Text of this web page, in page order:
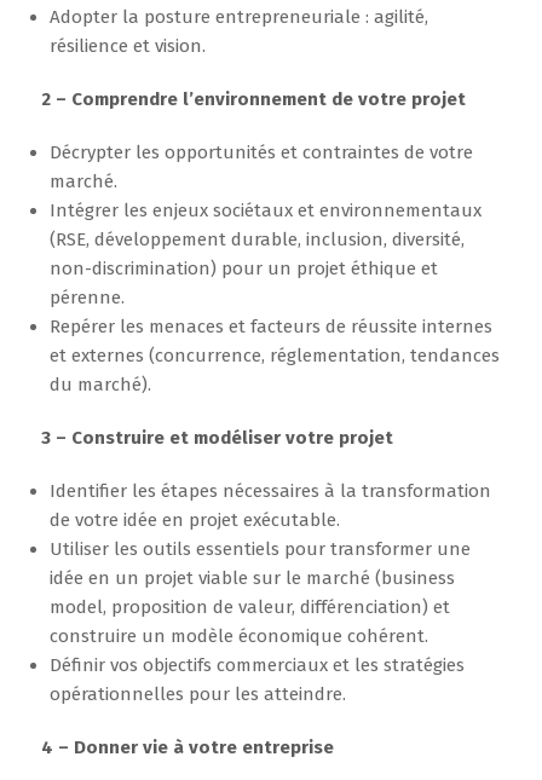
Adopter la posture entrepreneuriale : agilité,
résilience et vision.
2 – Comprendre l’environnement de votre projet
Décrypter les opportunités et contraintes de votre
marché.
Intégrer les enjeux sociétaux et environnementaux
(RSE, développement durable, inclusion, diversité,
non-discrimination) pour un projet éthique et
pérenne.
Repérer les menaces et facteurs de réussite internes
et externes (concurrence, réglementation, tendances
du marché).
3 – Construire et modéliser votre projet
Identifier les étapes nécessaires à la transformation
de votre idée en projet exécutable.
Utiliser les outils essentiels pour transformer une
idée en un projet viable sur le marché (business
model, proposition de valeur, différenciation) et
construire un modèle économique cohérent.
Définir vos objectifs commerciaux et les stratégies
opérationnelles pour les atteindre.
4 – Donner vie à votre entreprise